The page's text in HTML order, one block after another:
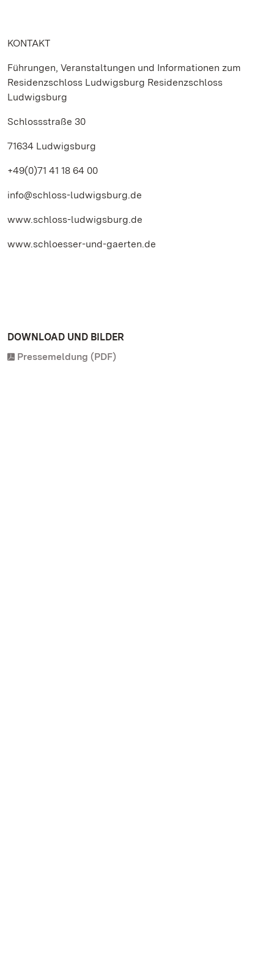
KONTAKT
Führungen, Veranstaltungen und Informationen zum
Residenzschloss Ludwigsburg Residenzschloss
Ludwigsburg
Schlossstraße 30
71634 Ludwigsburg
+49(0)71 41 18 64 00
info@schloss-ludwigsburg.de
www.schloss-ludwigsburg.de
www.schloesser-und-gaerten.de
DOWNLOAD UND BILDER
Pressemeldung (PDF)